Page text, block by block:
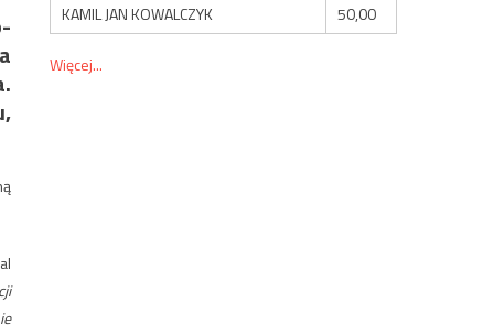
KAMIL JAN KOWALCZYK
50,00
Więcej...